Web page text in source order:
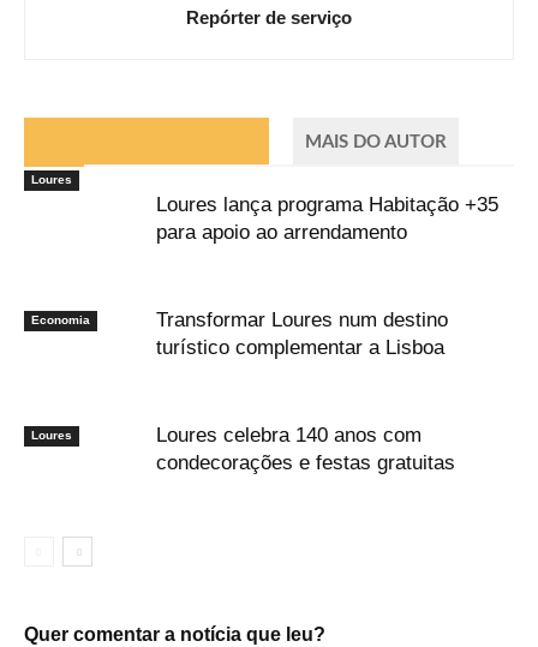
Repórter de serviço
MAIS DO AUTOR
Loures
Loures lança programa Habitação +35
para apoio ao arrendamento
Economia
Transformar Loures num destino
turístico complementar a Lisboa
Loures
Loures celebra 140 anos com
condecorações e festas gratuitas
Quer comentar a notícia que leu?